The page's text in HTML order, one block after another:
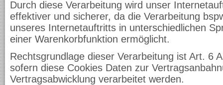
Durch diese Verarbeitung wird unser
effektiver und sicherer, da die Verarbeitung
unseres Internetauftritts in unterschiedlichen
einer Warenkorbfunktion ermöglicht.
Rechtsgrundlage dieser Verarbeitung ist Art. 6
sofern diese Cookies Daten zur
Vertragsabwicklung verarbeitet werden.